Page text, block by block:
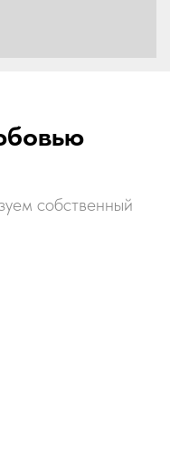
собственный